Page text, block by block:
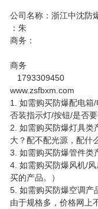
公司名称：浙江中沈防
：朱
商务：
商务
1793309450
www.zsfbxm.com
1. 如需购买防爆配电箱
否装指示灯/按钮/是否
2. 如需购买防爆灯具类
大？配不配光源，配什
3. 如需购买防爆管件类
4. 如需购买防爆风机/
买的产品。）
5. 如需购买防爆空调产
由于规格多，价格网上